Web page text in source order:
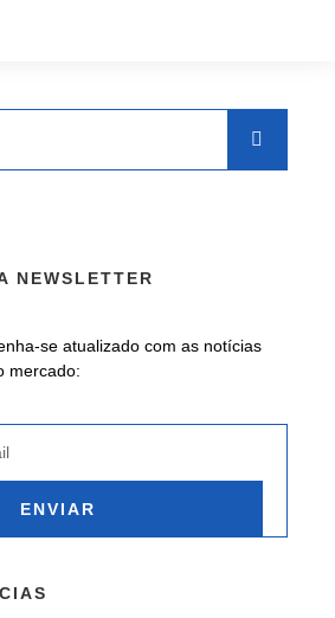
NEWSLETTER
se atualizado com as notícias
mercado:
ENVIAR